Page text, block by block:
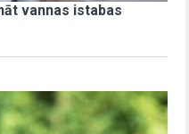
vannas istabas